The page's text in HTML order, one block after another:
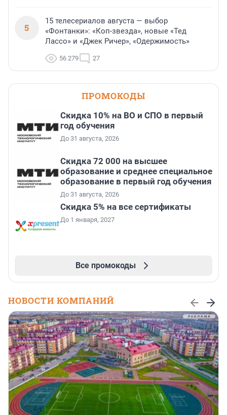
5
15 телесериалов августа — выбор
«Фонтанки»: «Коп-звезда», новые «Тед
Лассо» и «Джек Ричер», «Одержимость»
56 279 27
ПРОМОКОДЫ
Скидка 10% на ВО и СПО в первый
год обучения
До 31 августа, 2026
Скидка 72 000 на высшее
образование и среднее специальное
образование в первый год обучения
До 31 августа, 2026
Скидка 5% на все сертификаты
До 1 января, 2027
Все промокоды
НОВОСТИ КОМПАНИЙ